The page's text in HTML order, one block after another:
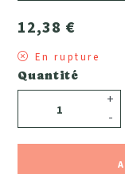
12,38 €
Quantité
-
+
En rupture